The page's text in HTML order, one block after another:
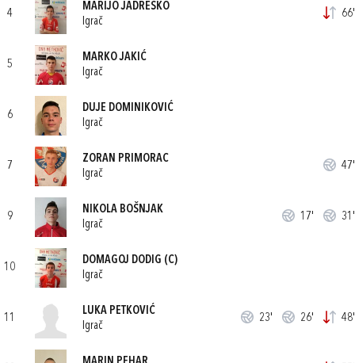
4
MARIJO JADREŠKO
Igrač
66'
5
MARKO JAKIĆ
Igrač
6
DUJE DOMINIKOVIĆ
Igrač
7
ZORAN PRIMORAC
Igrač
47'
9
NIKOLA BOŠNJAK
Igrač
17' 31'
10
DOMAGOJ DODIG (C)
Igrač
11
LUKA PETKOVIĆ
Igrač
23' 26' 48'